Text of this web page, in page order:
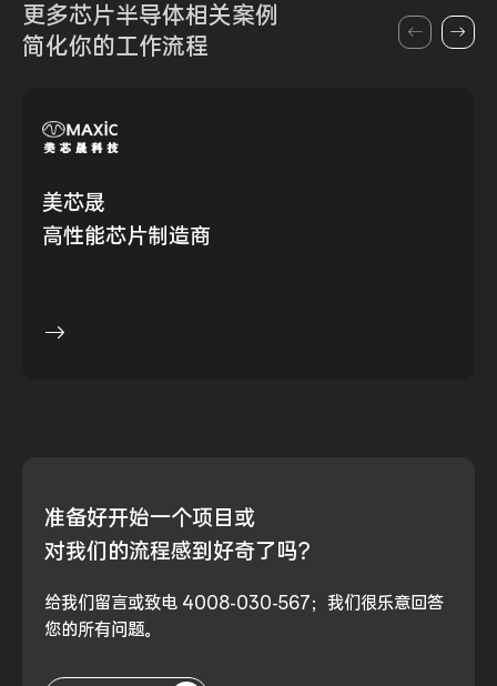
更多芯片半导体相关案例
简化你的工作流程
美芯晟
高性能芯片制造商
准备好开始一个项目或
对我们的流程感到好奇了吗？
给我们留言或致电 4008-030-567；我们很乐意回答
您的所有问题。